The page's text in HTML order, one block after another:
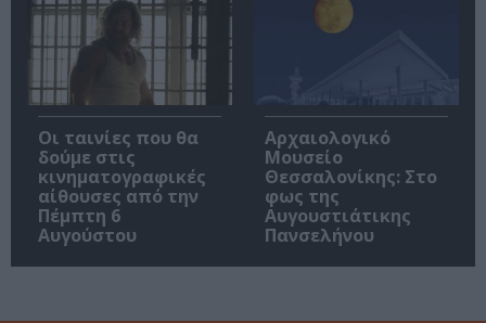
Οι ταινίες που θα
δούμε στις
κινηματογραφικές
αίθουσες από την
Πέμπτη 6
Αυγούστου
Αρχαιολογικό
Μουσείο
Θεσσαλονίκης: Στο
φως της
Αυγουστιάτικης
Πανσελήνου